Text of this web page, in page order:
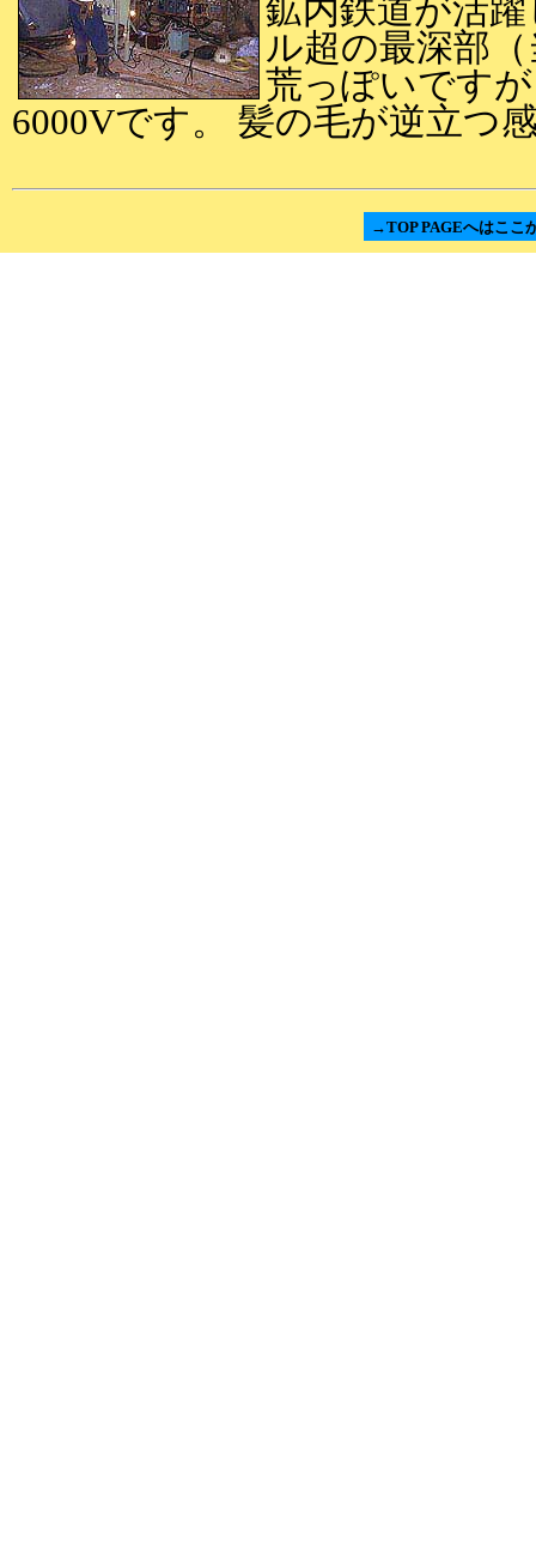
鉱内鉄道が活
ル超の最深部
荒っぽいです
6000Vです。 髪の毛が逆立つ
→TOP PAGEへはここ